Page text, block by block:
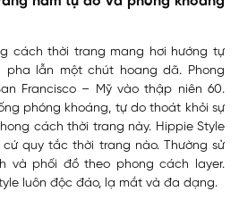
cách thời trang mang hơi hướng tự
lẫn một chút hoang dã. Phong
Francisco – Mỹ vào thập niên 60.
phóng khoáng, tự do thoát khỏi sự
cách thời trang này. Hippie Style
quy tắc thời trang nào. Thường sử
và phối đồ theo phong cách layer.
luôn độc đáo, lạ mắt và đa dạng.